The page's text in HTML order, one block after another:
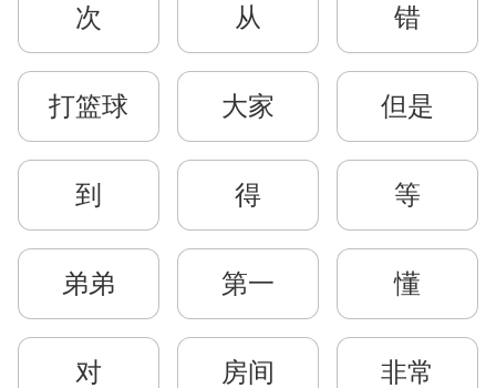
次 从 错
打篮球 大家 但是
到 得 等
弟弟 第一 懂
对 房间 非常